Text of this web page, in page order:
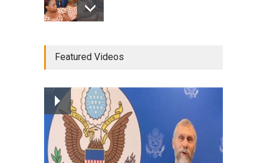
Radio partenaire
Magazine : le service de
prise en charge des
personnes vivantes avec le
VIH
Santé 25/03/2019
Featured Videos